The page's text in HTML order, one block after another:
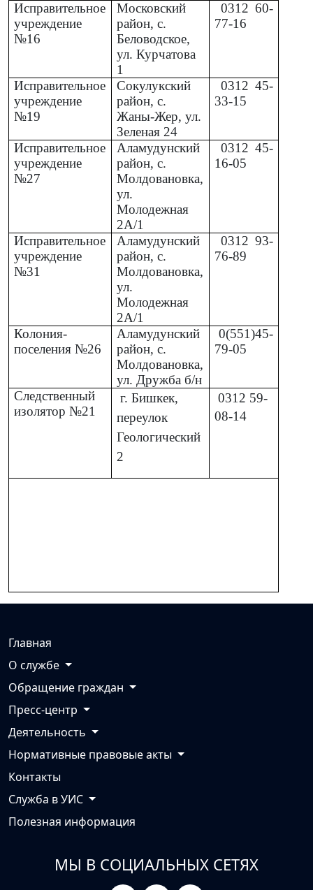
Исправительное
учреждение
№16
Московский
район, с.
Беловодское,
ул. Курчатова
1
0312 60-
77-16
Исправительное
учреждение
№19
Сокулукский
район, с.
Жаны-Жер, ул.
Зеленая 24
0312 45-
33-15
Исправительное
учреждение
№27
Аламудунский
район, с.
Молдовановка,
ул.
Молодежная
2А/1
0312 45-
16-05
Исправительное
учреждение
№31
Аламудунский
район, с.
Молдовановка,
ул.
Молодежная
2А/1
0312 93-
76-89
Колония-
поселения №26
Аламудунский
район, с.
Молдовановка,
ул. Дружба б/н
0(551)45-
79-05
Следственный
изолятор №21
г. Бишкек,
переулок
Геологический
2
0312 59-
08-14
Главная
О службе
Обращение граждан
Пресс-центр
Деятельность
Нормативные правовые акты
Контакты
Служба в УИС
Полезная информация
МЫ В СОЦИАЛЬНЫХ СЕТЯХ